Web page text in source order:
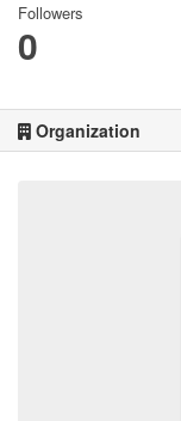
Followers
0
Organization